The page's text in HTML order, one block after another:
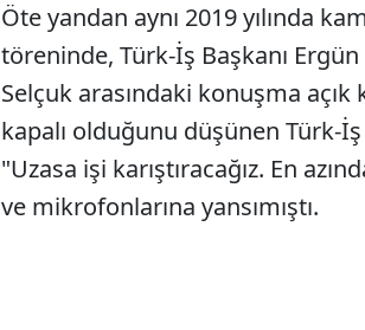
Öte yandan aynı 2019 yılında
töreninde, Türk-İş Başkanı
Selçuk arasındaki konuşma
kapalı olduğunu düşünen Türk-İş
"Uzasa işi karıştıracağız. En
ve mikrofonlarına yansımıştı.